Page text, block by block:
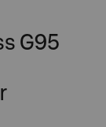
G95